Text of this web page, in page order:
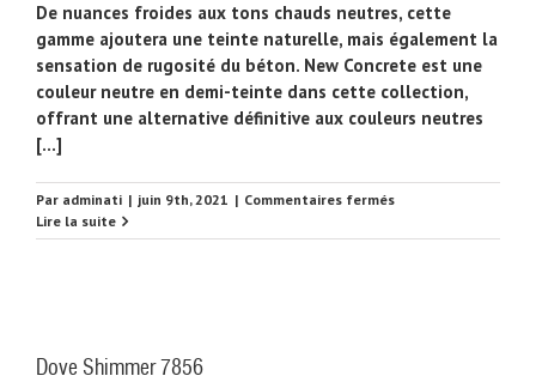
De nuances froides aux tons chauds neutres, cette
gamme ajoutera une teinte naturelle, mais également la
sensation de rugosité du béton. New Concrete est une
couleur neutre en demi-teinte dans cette collection,
offrant une alternative définitive aux couleurs neutres
[...]
Par adminati | juin 9th, 2021 | Commentaires ferméssur
Concrete
Lire la suite
Dove Shimmer 7856